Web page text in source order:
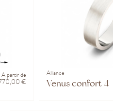
À partir de
€
Alliance
Venus confort 4.5